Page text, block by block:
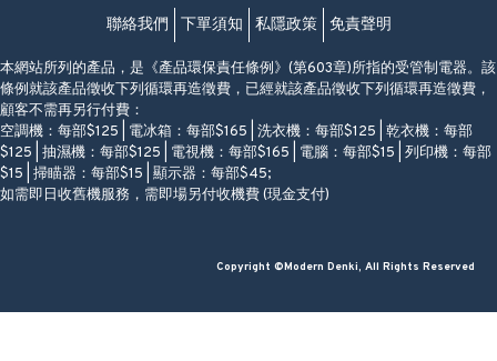
聯絡我們 下單須知 私隱政策 免責聲明
本網站所列的產品，是《產品環保責任條例》(第603章)所指的受管制電器。該
條例就該產品徵收下列循環再造徵費，已經就該產品徵收下列循環再造徵費，
顧客不需再另行付費：
空調機：每部$125 | 電冰箱：每部$165 | 洗衣機：每部$125 | 乾衣機：每部
$125 | 抽濕機：每部$125 | 電視機：每部$165 | 電腦：每部$15 | 列印機：每部
$15 | 掃瞄器：每部$15 | 顯示器：每部$45;
如需即日收舊機服務，需即場另付收機費 (現金支付)
Copyright ©Modern Denki, All Rights Reserved